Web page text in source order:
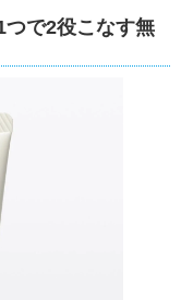
で2役こなす無